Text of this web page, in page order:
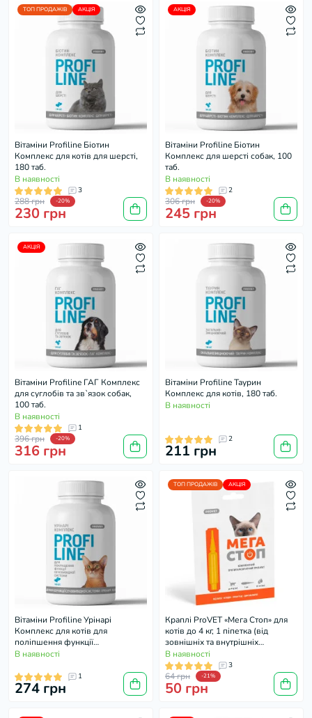
ТОП ПРОДАЖІВ АКЦІЯ
Вітаміни Profiline Біотин
Комплекс для котів для шерсті,
180 таб.
В наявності
3
288 грн -20%
230 грн
АКЦІЯ
Вітаміни Profiline Біотин
Комплекс для шерсті собак, 100
таб.
В наявності
2
306 грн -20%
245 грн
АКЦІЯ
Вітаміни Profiline ГАГ Комплекс
для суглобів та зв`язок собак,
100 таб.
В наявності
1
396 грн -20%
316 грн
Вітаміни Profiline Таурин
Комплекс для котів, 180 таб.
В наявності
2
211 грн
Вітаміни Profiline Урінарі
Комплекс для котів для
поліпшення функції
сечовивідної системи, 180 таб.
В наявності
1
274 грн
ТОП ПРОДАЖІВ АКЦІЯ
Краплі ProVET «Мега Стоп» для
котів до 4 кг, 1 піпетка (від
зовнішніх та внутрішніх
паразитів)
В наявності
3
64 грн -21%
50 грн